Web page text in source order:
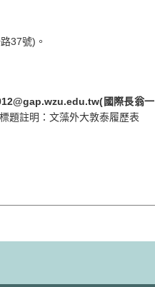
37號)。
國際長翁一
題註明：文藻外大敦泰履歷表